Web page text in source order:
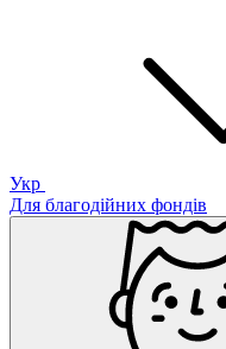
Укр
Для благодійних фондів